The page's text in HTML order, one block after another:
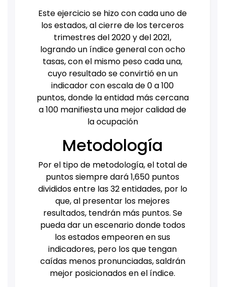
Este ejercicio se hizo con cada uno de
los estados, al cierre de los terceros
trimestres del 2020 y del 2021,
logrando un índice general con ocho
tasas, con el mismo peso cada una,
cuyo resultado se convirtió en un
indicador con escala de 0 a 100
puntos, donde la entidad más cercana
a 100 manifiesta una mejor calidad de
la ocupación
Metodología
Por el tipo de metodología, el total de
puntos siempre dará 1,650 puntos
divididos entre las 32 entidades, por lo
que, al presentar los mejores
resultados, tendrán más puntos. Se
pueda dar un escenario donde todos
los estados empeoren en sus
indicadores, pero los que tengan
caídas menos pronunciadas, saldrán
mejor posicionados en el índice.